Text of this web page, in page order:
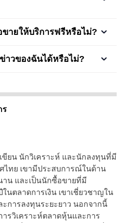
ายให้บริการฟรีหรือไม่?
าวของฉันได้หรือไม่?
ร
ยน นักวิเคราะห์ และนักลงทุนที่มี
ไทย เขามีประสบการณ์ในด้าน
าน และเป็นนักซื้อขายที่มี
นตลาดการเงิน เขาเชี่ยวชาญใน
การลงทุนระยะยาว นอกจากนี้
ารวิเคราะห์ตลาดหุ้นและการ